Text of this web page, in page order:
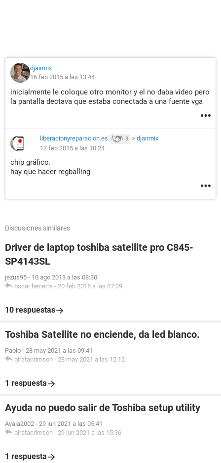
djairmix
16 feb 2015 a las 13:44
inicialmente le coloque otro monitor y el no daba video pero
la pantalla dectava que estaba conectada a una fuente vga
liberacionyreparacion.es 8 > djairmix
17 feb 2015 a las 10:24
chip gráfico.
hay que hacer regballing
Discusiones similares
Driver de laptop toshiba satellite pro C845-
SP4143SL
jezus95 - 10 ago 2013 a las 08:30
oscar becerra - 20 feb 2016 a las 07:39
10 respuestas
Toshiba Satellite no enciende, da led blanco.
Paolo - 28 may 2021 a las 09:41
piratacrimson - 28 may 2021 a las 12:12
1 respuesta
Ayuda no puedo salir de Toshiba setup utility
Ayala2002 - 29 jun 2021 a las 05:41
piratacrimson - 29 jun 2021 a las 15:36
1 respuesta